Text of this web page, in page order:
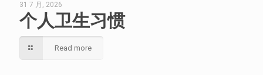
31 7 月, 2026
个人卫生习惯
Read more